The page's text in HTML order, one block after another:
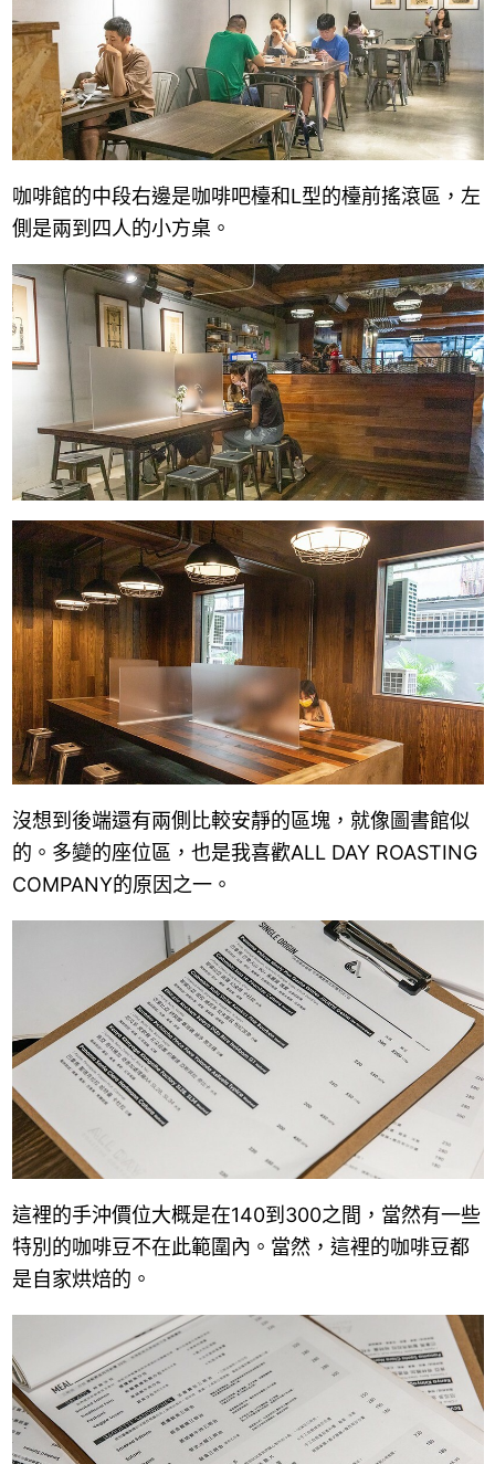
咖啡館的中段右邊是咖啡吧檯和L型的檯前搖滾區，左
側是兩到四人的小方桌。
沒想到後端還有兩側比較安靜的區塊，就像圖書館似
的。多變的座位區，也是我喜歡ALL DAY ROASTING
COMPANY的原因之一。
這裡的手沖價位大概是在140到300之間，當然有一些
特別的咖啡豆不在此範圍內。當然，這裡的咖啡豆都
是自家烘焙的。